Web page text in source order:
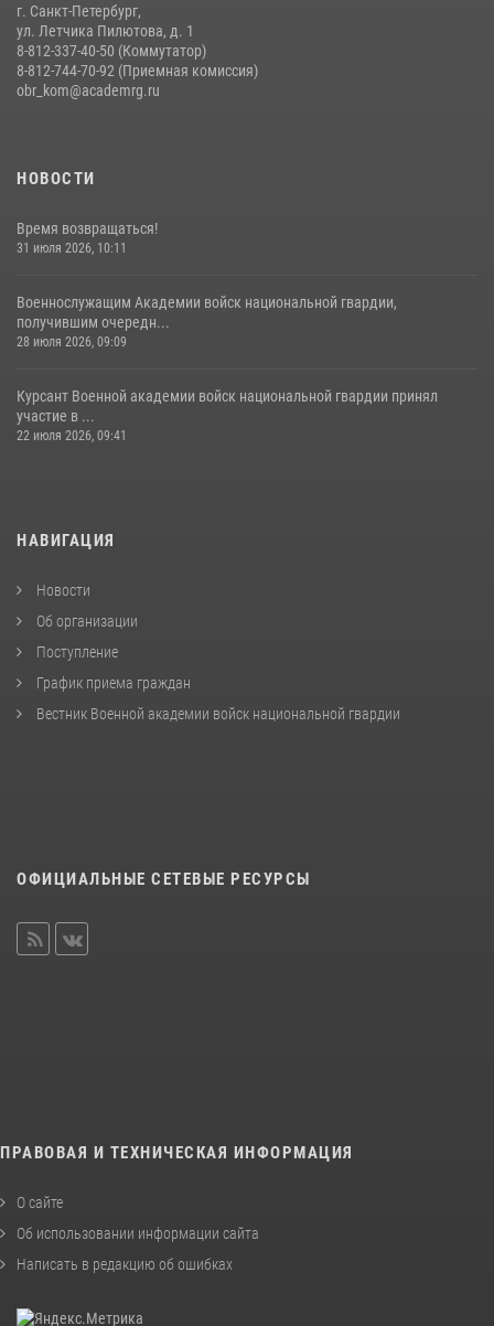
г. Санкт-Петербург,
ул. Летчика Пилютова, д. 1
8-812-337-40-50 (Коммутатор)
8-812-744-70-92 (Приемная комиссия)
obr_kom@academrg.ru
НОВОСТИ
Время возвращаться!
31 июля 2026, 10:11
Военнослужащим Академии войск национальной гвардии,
получившим очередн...
28 июля 2026, 09:09
Курсант Военной академии войск национальной гвардии принял
участие в ...
22 июля 2026, 09:41
НАВИГАЦИЯ
Новости
Об организации
Поступление
График приема граждан
Вестник Военной академии войск национальной гвардии
ОФИЦИАЛЬНЫЕ СЕТЕВЫЕ РЕСУРСЫ
ПРАВОВАЯ И ТЕХНИЧЕСКАЯ ИНФОРМАЦИЯ
О сайте
Об использовании информации сайта
Написать в редакцию об ошибках